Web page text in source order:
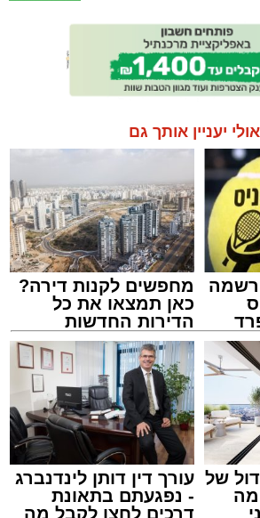
אולי יעניין אותך גם
מחפשים לקנות דירה?
כאן תמצאו את כל
הדירות החדשות
למכירה באשדוד >>>
של
מה
עורך דין דותן לינדנברג
- נפגעתם בתאונת
דרכים לחצו לקבל מה